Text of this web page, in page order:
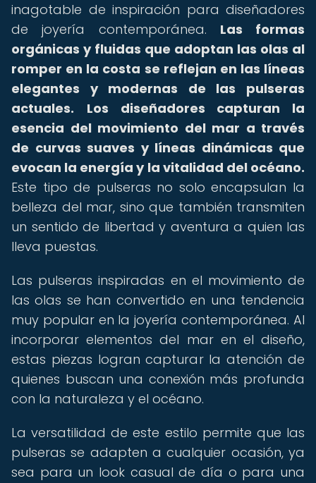
inagotable de inspiración para diseñadores
de joyería contemporánea. Las formas
orgánicas y fluidas que adoptan las olas al
romper en la costa se reflejan en las líneas
elegantes y modernas de las pulseras
actuales.
Los diseñadores capturan la
esencia del movimiento del mar a través
de curvas suaves y líneas dinámicas que
evocan la energía y la vitalidad del océano.
Este tipo de pulseras no solo encapsulan la
belleza del mar, sino que también transmiten
un sentido de libertad y aventura a quien las
lleva puestas.
Las pulseras inspiradas en el movimiento de
las olas se han convertido en una tendencia
muy popular en la joyería contemporánea. Al
incorporar elementos del mar en el diseño,
estas piezas logran capturar la atención de
quienes buscan una conexión más profunda
con la naturaleza y el océano.
La versatilidad de este estilo permite que las
pulseras se adapten a cualquier ocasión, ya
sea para un look casual de día o para una